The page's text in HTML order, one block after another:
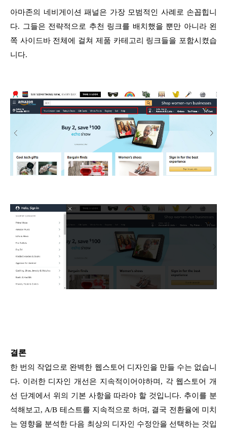
아마존의 네비게이션 패널은 가장 모범적인 사례로 손꼽힙니
다. 그들은 전략적으로 추천 링크를 배치했을 뿐만 아니라 왼
쪽 사이드바 전체에 걸쳐 제품 카테고리 링크들을 포함시켰습
니다.
결론
한 번의 작업으로 완벽한 웹스토어 디자인을 만들 수는 없습니
다. 이러한 디자인 개선은 지속적이어야하며, 각 웹스토어 개
선 단계에서 위의 기본 사항을 따라야 할 것입니다. 추이를 분
석해보고, A/B 테스트를 지속적으로 하며, 결국 전환율에 미치
는 영향을 분석한 다음 최상의 디자인 수정안을 선택하는 것입